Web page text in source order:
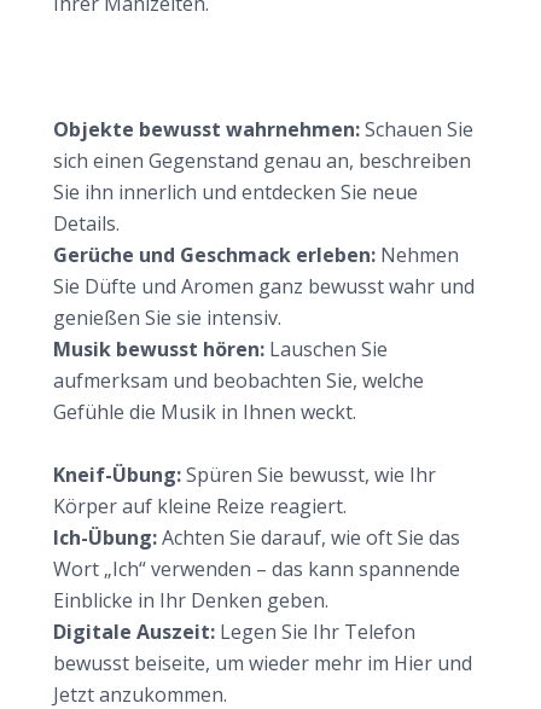
Objekte bewusst wahrnehmen:Schauen Sie
sich einen Gegenstand genau an, beschreiben
Sie ihn innerlich und entdecken Sie neue
Details.
Gerüche und Geschmack erleben: Nehmen
Sie Düfte und Aromen ganz bewusst wahr und
genießen Sie sie intensiv.
Musik bewusst hören: Lauschen Sie
aufmerksam und beobachten Sie, welche
Gefühle die Musik in Ihnen weckt.
Kneif-Übung:Spüren Sie bewusst, wie Ihr
Körper auf kleine Reize reagiert.
Ich-Übung:Achten Sie darauf, wie oft Sie das
Wort „Ich“ verwenden – das kann spannende
Einblicke in Ihr Denken geben.
Digitale Auszeit: Legen Sie Ihr Telefon
bewusst beiseite, um wieder mehr im Hier und
Jetzt anzukommen.